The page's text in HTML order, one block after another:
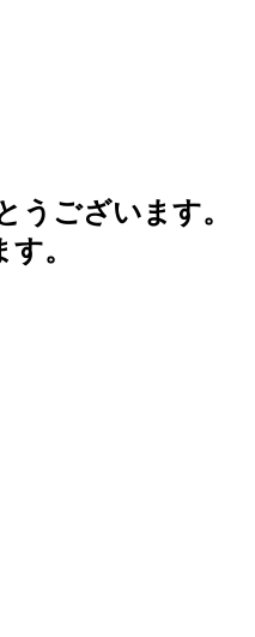
うございます。
。